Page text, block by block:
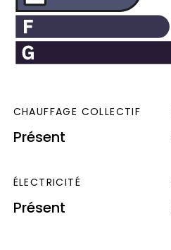
CHAUFFAGE COLLECTIF
Présent
ÉLECTRICITÉ
Présent